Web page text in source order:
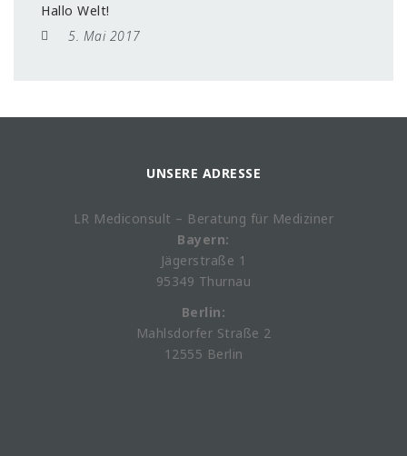
Hallo Welt!
5. Mai 2017
UNSERE ADRESSE
LR Mediconsult – Beratung für Mediziner
Bayern:
Jägerstraße 1
95349 Thurnau
Berlin:
Mahlsdorfer Straße 2
12555 Berlin